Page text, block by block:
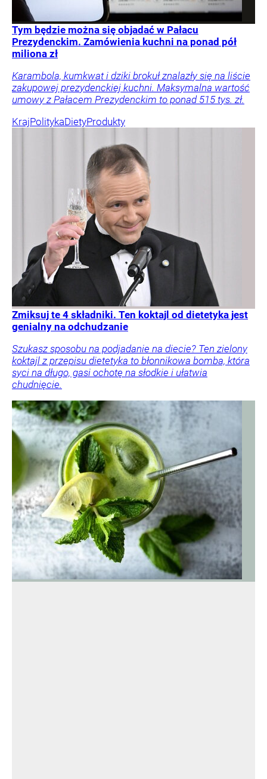
Tym będzie można się objadać w Pałacu
Prezydenckim. Zamówienia kuchni na ponad pół
miliona zł
Karambola, kumkwat i dziki brokuł znalazły się na liście
zakupowej prezydenckiej kuchni. Maksymalna wartość
umowy z Pałacem Prezydenckim to ponad 515 tys. zł.
KrajPolitykaDietyProdukty
Zmiksuj te 4 składniki. Ten koktajl od dietetyka jest
genialny na odchudzanie
Szukasz sposobu na podjadanie na diecie? Ten zielony
koktajl z przepisu dietetyka to błonnikowa bomba, która
syci na długo, gasi ochotę na słodkie i ułatwia
chudnięcie.